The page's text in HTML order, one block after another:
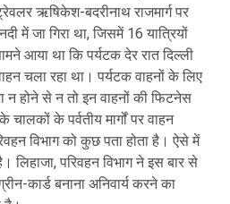
ऋषिकेश-बदरीनाथ राजमार्ग पर
में जा गिरा था, जिसमें 16 यात्रियों
आया था कि पर्यटक देर रात दिल्ली
चला रहा था। पर्यटक वाहनों के लिए
न होने से न तो इन वाहनों की फिटनेस
के पर्वतीय मार्गों पर वाहन
विभाग को कुछ पता होता है। ऐसे में
लिहाजा, परिवहन विभाग ने इस बार से
कार्ड बनाना अनिवार्य करने का